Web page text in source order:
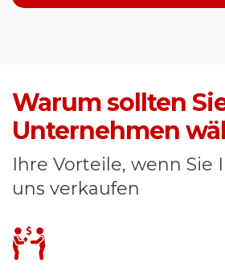
Warum sollten
Unternehmen
Ihre Vorteile, wenn Sie
uns verkaufen